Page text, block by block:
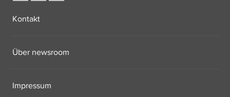
Kontakt
Über newsroom
Impressum